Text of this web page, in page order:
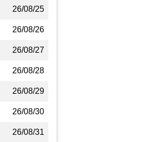
26/08/25
26/08/26
26/08/27
26/08/28
26/08/29
26/08/30
26/08/31